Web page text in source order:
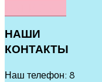
НАШИ
КОНТАКТЫ
Наш телефон: 8